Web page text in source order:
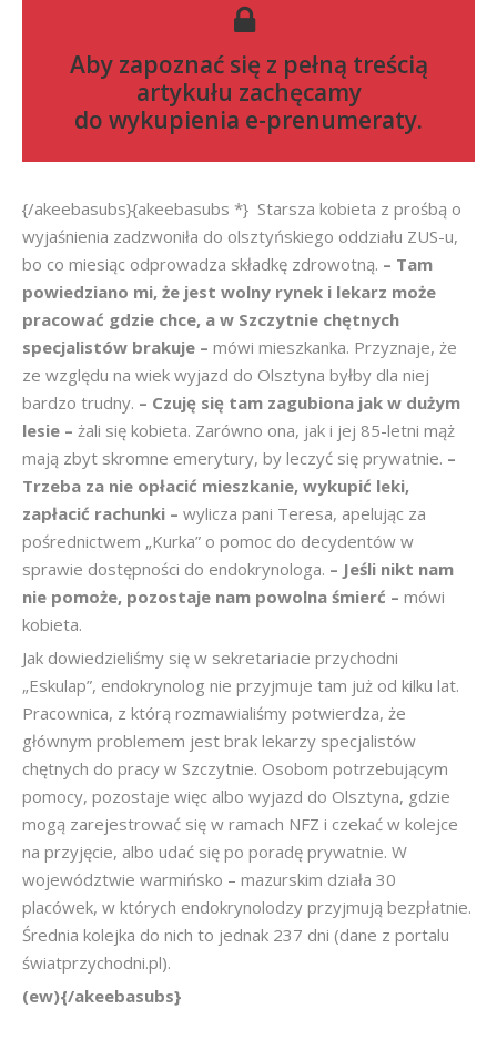
Aby zapoznać się z pełną treścią
artykułu zachęcamy
do wykupienia e-prenumeraty.
{/akeebasubs}{akeebasubs *} Starsza kobieta z prośbą o
wyjaśnienia zadzwoniła do olsztyńskiego oddziału ZUS-u,
bo co miesiąc odprowadza składkę zdrowotną. – Tam
powiedziano mi, że jest wolny rynek i lekarz może
pracować gdzie chce, a w Szczytnie chętnych
specjalistów brakuje – mówi mieszkanka. Przyznaje, że
ze względu na wiek wyjazd do Olsztyna byłby dla niej
bardzo trudny. – Czuję się tam zagubiona jak w dużym
lesie – żali się kobieta. Zarówno ona, jak i jej 85-letni mąż
mają zbyt skromne emerytury, by leczyć się prywatnie. –
Trzeba za nie opłacić mieszkanie, wykupić leki,
zapłacić rachunki – wylicza pani Teresa, apelując za
pośrednictwem „Kurka” o pomoc do decydentów w
sprawie dostępności do endokrynologa. – Jeśli nikt nam
nie pomoże, pozostaje nam powolna śmierć – mówi
kobieta.
Jak dowiedzieliśmy się w sekretariacie przychodni
„Eskulap”, endokrynolog nie przyjmuje tam już od kilku lat.
Pracownica, z którą rozmawialiśmy potwierdza, że
głównym problemem jest brak lekarzy specjalistów
chętnych do pracy w Szczytnie. Osobom potrzebującym
pomocy, pozostaje więc albo wyjazd do Olsztyna, gdzie
mogą zarejestrować się w ramach NFZ i czekać w kolejce
na przyjęcie, albo udać się po poradę prywatnie. W
województwie warmińsko – mazurskim działa 30
placówek, w których endokrynolodzy przyjmują bezpłatnie.
Średnia kolejka do nich to jednak 237 dni (dane z portalu
światprzychodni.pl).
(ew){/akeebasubs}